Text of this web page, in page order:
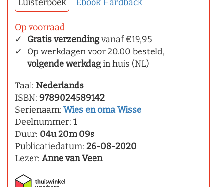
Luisterboek
Ebook Hardback
Op voorraad
Gratis verzendingvanaf €19,95
Op werkdagen voor 20.00 besteld,
volgende werkdagin huis (NL)
Taal: Nederlands
ISBN: 9789024589142
Serienaam: Wies en oma Wisse
Deelnummer: 1
Duur: 04u 20m 09s
Publicatiedatum: 26-08-2020
Lezer: Anne van Veen